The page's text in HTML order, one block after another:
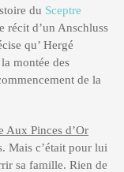
du Sceptre
récit d’un Anschluss
qu’ Hergé
montée des
de la
Aux Pinces d’Or
Mais c’était pour lui
sa famille. Rien de